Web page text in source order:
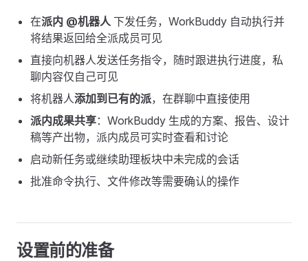
在派内 @机器人 下发任务，WorkBuddy 自动执行并
将结果返回给全派成员可见
直接向机器人发送任务指令，随时跟进执行进度，私
聊内容仅自己可见
将机器人添加到已有的派，在群聊中直接使用
派内成果共享：WorkBuddy 生成的方案、报告、设计
稿等产出物，派内成员可实时查看和讨论
启动新任务或继续助理板块中未完成的会话
批准命令执行、文件修改等需要确认的操作
设置前的准备